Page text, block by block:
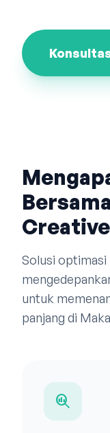
Solusi
untuk
panjang di
search_insights